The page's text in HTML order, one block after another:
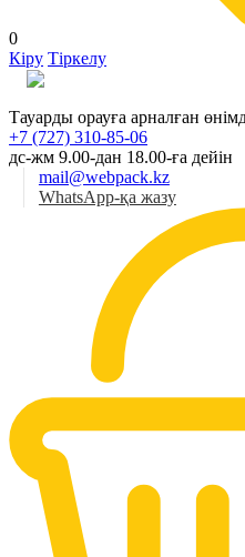
0
Кіру Тіркелу
Тауарды орауға арналған
+7 (727) 310-85-06
дс-жм 9.00-дан 18.00-ға дейін
mail@webpack.kz
WhatsApp-қа жазу